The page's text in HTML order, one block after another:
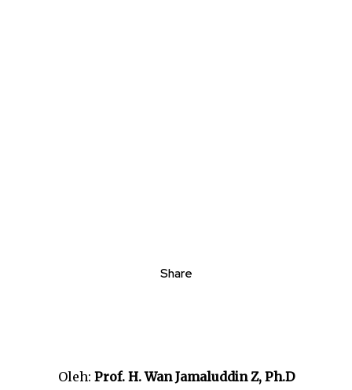
Share
Oleh: Prof. H. Wan Jamaluddin Z, Ph.D